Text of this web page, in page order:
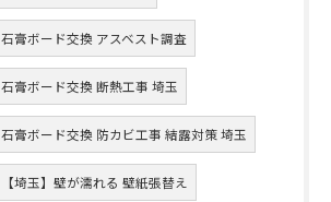
石膏ボード交換 アスベスト調査
石膏ボード交換 断熱工事 埼玉
石膏ボード交換 防カビ工事 結露対策 埼玉
【埼玉】壁が濡れる 壁紙張替え